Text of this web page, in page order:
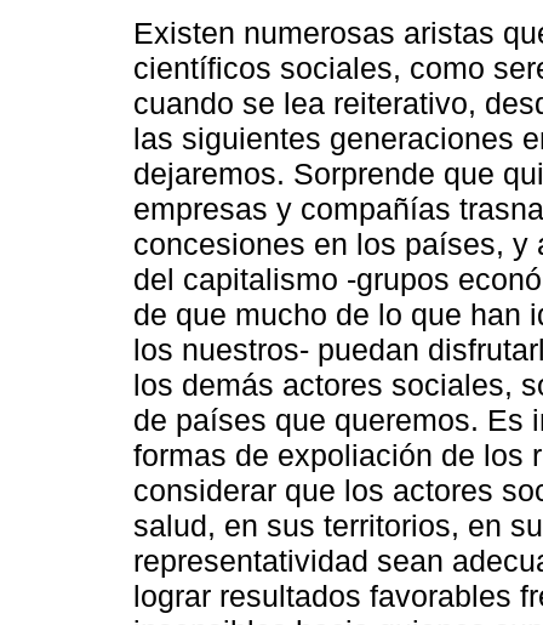
Existen numerosas aristas
científicos sociales, como
cuando se lea reiterativo,
las siguientes generaciones
dejaremos. Sorprende que
empresas y compañías
concesiones en los países, y
del capitalismo -grupos
de que mucho de lo que han
los nuestros- puedan
los demás actores sociales,
de países que queremos. Es
formas de expoliación de los
considerar que los actores
salud, en sus territorios, en
representatividad sean
lograr resultados favorables